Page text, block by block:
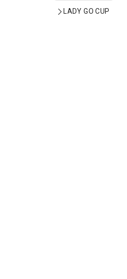
LADY GO CUP